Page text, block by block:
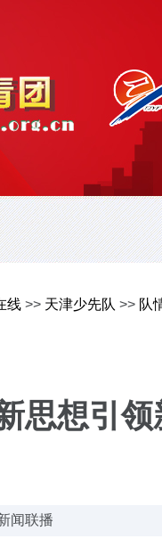
线 >> 天津少先队 >> 队
思想引
闻联播